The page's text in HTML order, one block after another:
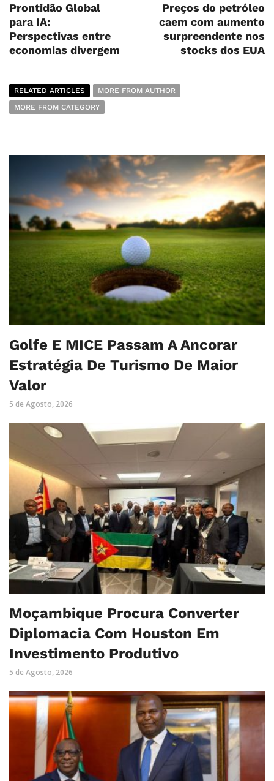
Prontidão Global
para IA:
Perspectivas entre
economias divergem
Preços do petróleo
caem com aumento
surpreendente nos
stocks dos EUA
RELATED ARTICLES
MORE FROM AUTHOR
MORE FROM CATEGORY
Golfe E MICE Passam A Ancorar
Estratégia De Turismo De Maior
Valor
5 de Agosto, 2026
Moçambique Procura Converter
Diplomacia Com Houston Em
Investimento Produtivo
5 de Agosto, 2026